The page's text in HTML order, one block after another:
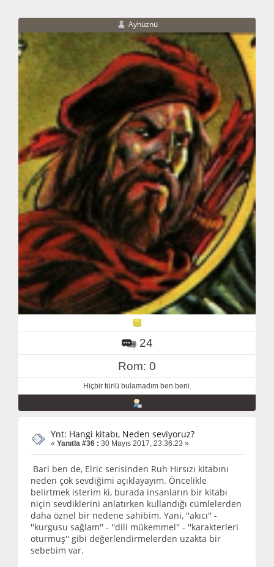
Ayhüznü
24
Rom: 0
Hiçbir türlü bulamadım ben beni.
Ynt: Hangi kitabı, Neden seviyoruz?
« Yanıtla #36 : 30 Mayıs 2017, 23:36:23 »
Bari ben de, Elric serisinden Ruh Hırsızı kitabını
neden çok sevdiğimi açıklayayım. Öncelikle
belirtmek isterim ki, burada insanların bir kitabı
niçin sevdiklerini anlatırken kullandığı cümlelerden
daha öznel bir nedene sahibim. Yani, ''akıcı'' -
''kurgusu sağlam'' - ''dili mükemmel'' - ''karakterleri
oturmuş'' gibi değerlendirmelerden uzakta bir
sebebim var.